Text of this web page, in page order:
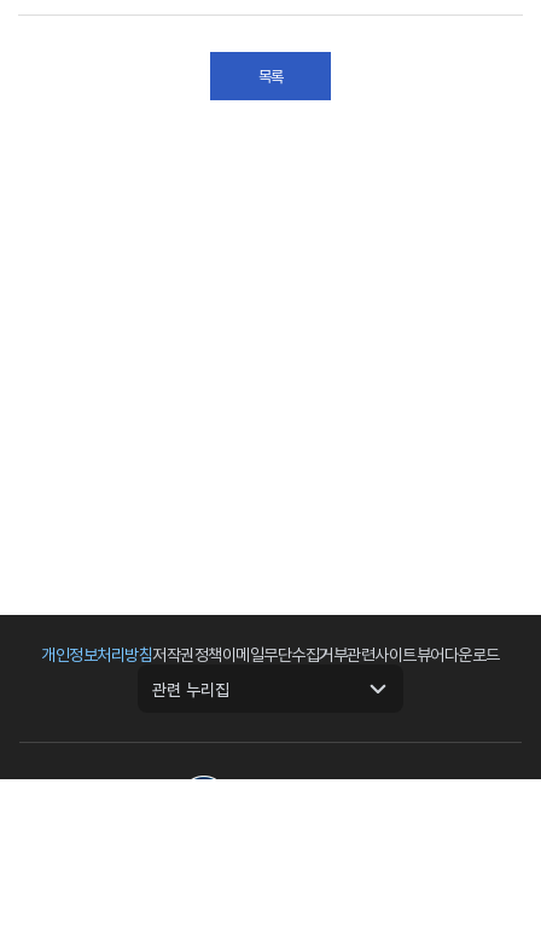
목록
개인정보처리방침저작권정책이메일무단수집거부관련사이트뷰어다운로드
관련 누리집